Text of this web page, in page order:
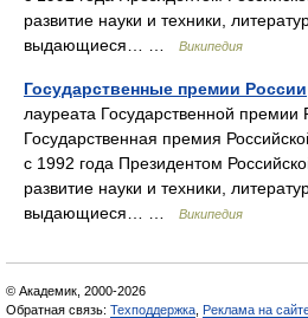
развитие науки и техники,
выдающиеся… …
Википедия
Государственные премии России
лауреата Государственной
Государственная премия
с 1992 года Президентом
развитие науки и техники,
выдающиеся… …
Википедия
© Академик, 2000-2026
Обратная связь: Техподдержка Реклама на